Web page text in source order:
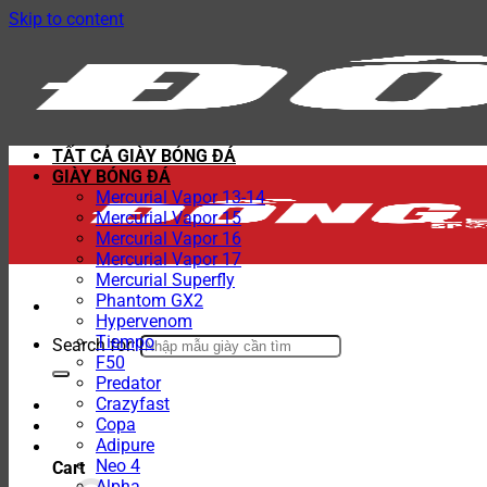
Skip to content
Search for:
Cart
TẤT CẢ GIÀY BÓNG ĐÁ
GIÀY BÓNG ĐÁ
Mercurial Vapor 13-14
Mercurial Vapor 15
Mercurial Vapor 16
Mercurial Vapor 17
Mercurial Superfly
Phantom GX2
Hypervenom
Tiempo
F50
Predator
Crazyfast
Copa
Adipure
Neo 4